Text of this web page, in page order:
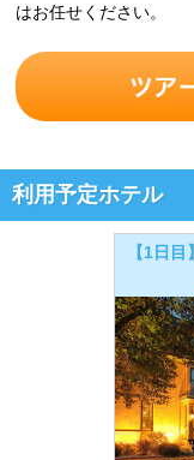
はお任せください。
利用予定ホテル
【1日